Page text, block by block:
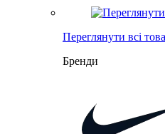
Переглянути всі
Бренди